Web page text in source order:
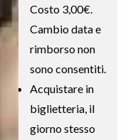
Costo 3,00€.
Cambio data e
rimborso non
sono consentiti.
Acquistare in
biglietteria, il
giorno stesso